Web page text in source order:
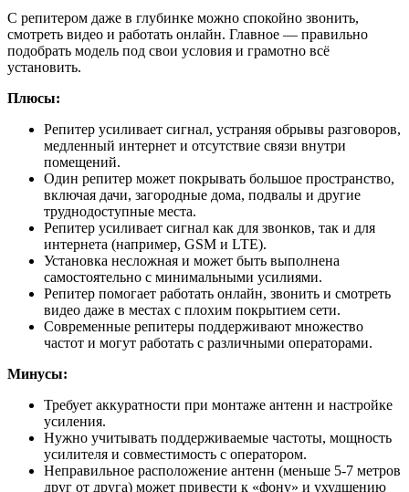
С репитером даже в глубинке можно спокойно звонить,
смотреть видео и работать онлайн. Главное — правильно
подобрать модель под свои условия и грамотно всё
установить.
Плюсы:
Репитер усиливает сигнал, устраняя обрывы разговоров,
медленный интернет и отсутствие связи внутри
помещений.
Один репитер может покрывать большое пространство,
включая дачи, загородные дома, подвалы и другие
труднодоступные места.
Репитер усиливает сигнал как для звонков, так и для
интернета (например, GSM и LTE).
Установка несложная и может быть выполнена
самостоятельно с минимальными усилиями.
Репитер помогает работать онлайн, звонить и смотреть
видео даже в местах с плохим покрытием сети.
Современные репитеры поддерживают множество
частот и могут работать с различными операторами.
Минусы:
Требует аккуратности при монтаже антенн и настройке
усиления.
Нужно учитывать поддерживаемые частоты, мощность
усилителя и совместимость с оператором.
Неправильное расположение антенн (меньше 5-7 метров
друг от друга) может привести к «фону» и ухудшению